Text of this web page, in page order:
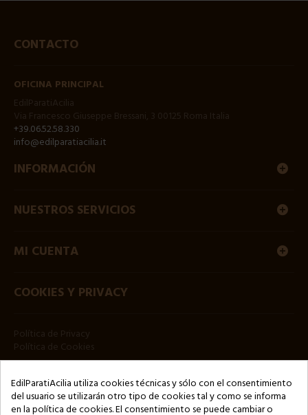
CONTACTO
OFICINA PRINCIPAL
+39.06.52.58.330
info@edilparatiacilia.it
INFORMACIÓN
NUESTROS SERVICIOS
MI CUENTA
COOKIES Y PRIVACY
HOJA INFORMATIVA
EdilParatiAcilia utiliza cookies técnicas y sólo con el consentimiento
del usuario se utilizarán otro tipo de cookies tal y como se informa
en la política de cookies. El consentimiento se puede cambiar o